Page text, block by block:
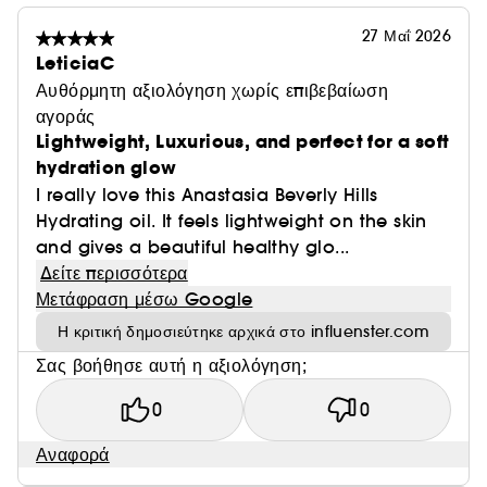
χρησιμοποιώντας τις άκρες των δακτύλων σας ή όποιο
άλλο αξεσουάρ εφαρμογής προτιμάτε.
Για ενυδατωμένη, πιο απαλή επιδερμίδα, εφαρμόστε
λίγες σταγόνες Hydrating Oil στο πρόσωπο και τον
λαιμό δύο φορές την ημέρα.
ΕΠΑΓΓΕΛΜΑΤΙΚΕΣ ΣΥΜΒΟΥΛΕΣ
• Για τη φροντίδα της επιδερμίδας, εφαρμόστε το
Hydrating Oil μετά τον ορό και πριν από την
ενυδατική κρέμα.
• Προετοιμάστε την επιδερμίδα ταμπονάροντας
Hydrating Oil στην επιδερμίδα, πριν να εφαρμόσετε τη
βάση Stick Foundation, για ενυδατωμένο, φυσικό
τελικό αποτέλεσμα (ιδανικό για ξηρές επιδερμίδες!).
• Για φινίρισμα φυσικής λάμψης, αναμείξτε τη βάση με
το Hydrating Oil πριν από την εφαρμογή.
• Προσθέστε μία ή δύο σταγόνες Hydrating Oil στο
27 Μαΐ 2026
LeticiaC
Αυθόρμητη αξιολόγηση χωρίς επιβεβαίωση
αγοράς
Lightweight, Luxurious, and perfect for a soft
hydration glow
I really love this Anastasia Beverly Hills
Hydrating oil. It feels lightweight on the skin
and gives a beautiful healthy glo...
Δείτε περισσότερα
Μετάφραση μέσω Google
Η κριτική δημοσιεύτηκε αρχικά στο influenster.com
Σας βοήθησε αυτή η αξιολόγηση;
0 0
Αναφορά